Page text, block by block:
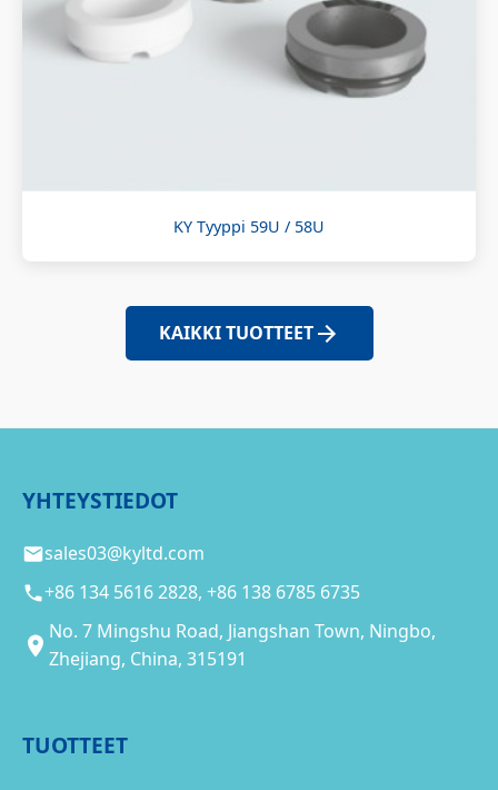
KY Tyyppi 59U / 58U
KAIKKI TUOTTEET
YHTEYSTIEDOT
sales03@kyltd.com
+86 134 5616 2828, +86 138 6785 6735
No. 7 Mingshu Road, Jiangshan Town, Ningbo,
Zhejiang, China, 315191
TUOTTEET